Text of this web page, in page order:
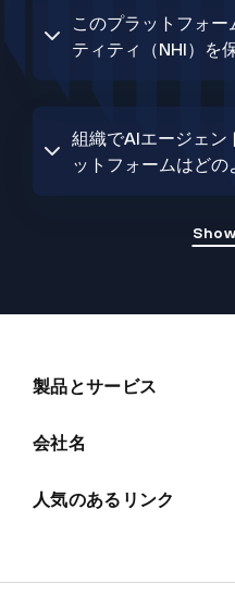
このプラットフォ
ティティ（NHI）を
組織でAIエージェン
ットフォームはど
製品とサービス
会社名
人気のあるリンク